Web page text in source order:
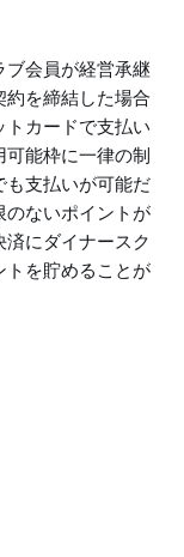
会員が経営承継
を締結した場合
カードで支払い
能枠に一律の制
も支払いが可能だ
のないポイントが
にダイナースク
トを貯めることが